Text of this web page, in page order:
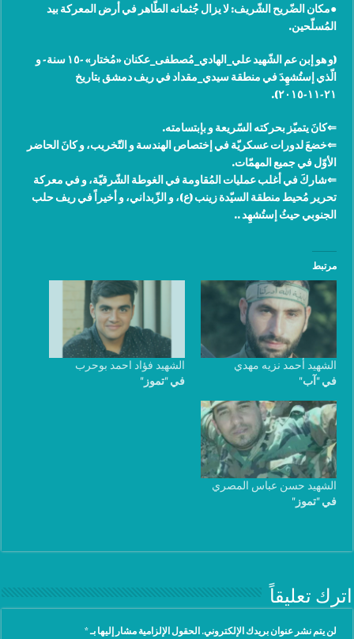
●مكان الضّريح الشّريف: لا يزال جُثمانه الطّاهر في أرض المعركة بيد
المُسلّحين.
(و هو إبن عم الشّهيد علي_الهادي_مُصطفى_عكنان «مُختار» -١٥ سنة- و
الّذي إستُشهِدَ في منطقة سيدي_مقداد في ريف دمشق بتاريخ
٢١-١١-٢٠١٥).
⇐كانَ يتميّز بحركته السّريعة و بإبتسامته.
⇐خضعَ لدورات عسكريّة في إختصاص الهندسة و التّخريب، و كانَ الحاضر
الأوّل في جميع المهمّات.
⇐شاركَ في أغلب عمليات المُقاومة في الغوطة الشّرقيّة، و في معركة
تحرير مُحيط منطقة السيّدة زينب (ع)، و الزّبداني، و أخيراً في ريف حلب
الجنوبي حيثُ إستُشهِد ..
مرتبط
الشهيد أحمد نزيه مهدي
في "آب"
الشهيد فؤاد احمد بوحرب
في "تموز"
الشهيد حسن عباس المصري
في "تموز"
اترك تعليقاً
لن يتم نشر عنوان بريدك الإلكتروني. الحقول الإلزامية مشار إليها بـ*